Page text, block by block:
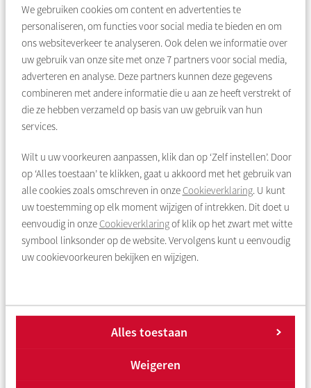
We gebruiken cookies om content en advertenties te
personaliseren, om functies voor social media te bieden en om
ons websiteverkeer te analyseren. Ook delen we informatie over
uw gebruik van onze site met onze7 partners voor social media,
adverteren en analyse. Deze partners kunnen deze gegevens
combineren met andere informatie die u aan ze heeft verstrekt of
die ze hebben verzameld op basis van uw gebruik van hun
services.
Wilt u uw voorkeuren aanpassen, klik dan op ‘Zelf instellen’. Door
op ‘Alles toestaan’ te klikken, gaat u akkoord met het gebruik van
alle cookies zoals omschreven in onze Cookieverklaring. U kunt
uw toestemming op elk moment wijzigen of intrekken. Dit doet u
eenvoudig in onze Cookieverklaringof klik op het zwart met witte
symbool linksonder op de website. Vervolgens kunt u eenvoudig
uw cookievoorkeuren bekijken en wijzigen.
Alles toestaan
Weigeren
- Woonoppervlakte: 64,6 m² (NEN2580 meetcertificaat
aanwezig);
- Verwarming middels stadsverwarming;
- Woningbreed balkon op het zuiden van 10,0 m² (NEN-
- Bergruimte in overdekte parkeergarage van 4,0 m² (NEN-
- Eigen parkeerbox in overdekte garage (doorrijhoogte 1.95m);
- Energielabel C;
- Bijdrage VvE kosten: € 264,56 per maand (exclusief voorschot
stookkosten van € 137,00 per maand),
waarvan € 195,63 voor het appartement, € 19,34 voor de
berging en € 49,59 voor de parkeerbox (bijdrage boekjaar
2026);
kopers of eigen kinderen vanaf 18 jaar.
De eigenaar/eigen kind vanaf 18 jaar dient zich in te schrijven
op het adres als hoofdbewoner;